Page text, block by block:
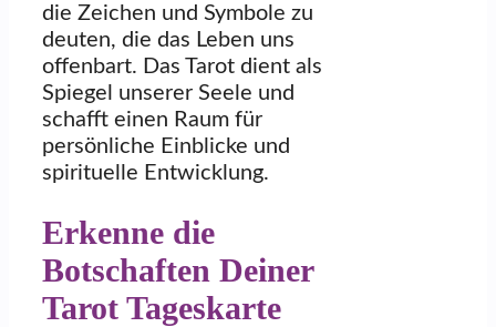
die Zeichen und Symbole zu
deuten, die das Leben uns
offenbart. Das Tarot dient als
Spiegel unserer Seele und
schafft einen Raum für
persönliche Einblicke und
spirituelle Entwicklung.
Erkenne die
Botschaften Deiner
Tarot Tageskarte